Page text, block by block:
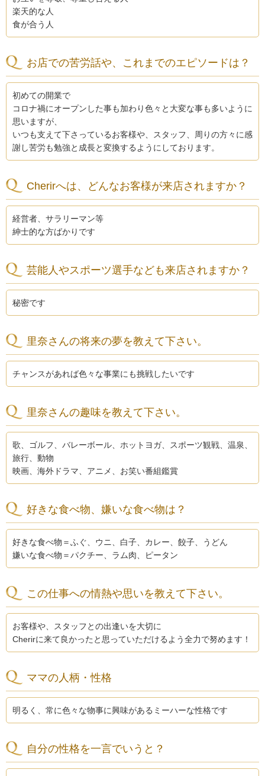
楽天的な人
食が合う人
お店での苦労話や、これまでのエピソードは？
初めての開業で
コロナ禍にオープンした事も加わり色々と大変な事も多いように
思いますが、
いつも支えて下さっているお客様や、スタッフ、周りの方々に感
謝し苦労も勉強と成長と変換するようにしております。
Cherirへは、どんなお客様が来店されますか？
経営者、サラリーマン等
紳士的な方ばかりです
芸能人やスポーツ選手なども来店されますか？
秘密です
里奈さんの将来の夢を教えて下さい。
チャンスがあれば色々な事業にも挑戦したいです
里奈さんの趣味を教えて下さい。
歌、ゴルフ、バレーボール、ホットヨガ、スポーツ観戦、温泉、
旅行、動物
映画、海外ドラマ、アニメ、お笑い番組鑑賞
好きな食べ物、嫌いな食べ物は？
好きな食べ物＝ふぐ、ウニ、白子、カレー、餃子、うどん
嫌いな食べ物＝パクチー、ラム肉、ピータン
この仕事への情熱や思いを教えて下さい。
お客様や、スタッフとの出逢いを大切に
Cherirに来て良かったと思っていただけるよう全力で努めます！
ママの人柄・性格
明るく、常に色々な物事に興味があるミーハーな性格です
自分の性格を一言でいうと？